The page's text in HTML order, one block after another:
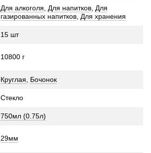
Для алкоголя Для напитков Для
газированных напитков Для хранения
15 шт
10800 г
Круглая Бочонок
Стекло
750мл (0.75л)
29мм